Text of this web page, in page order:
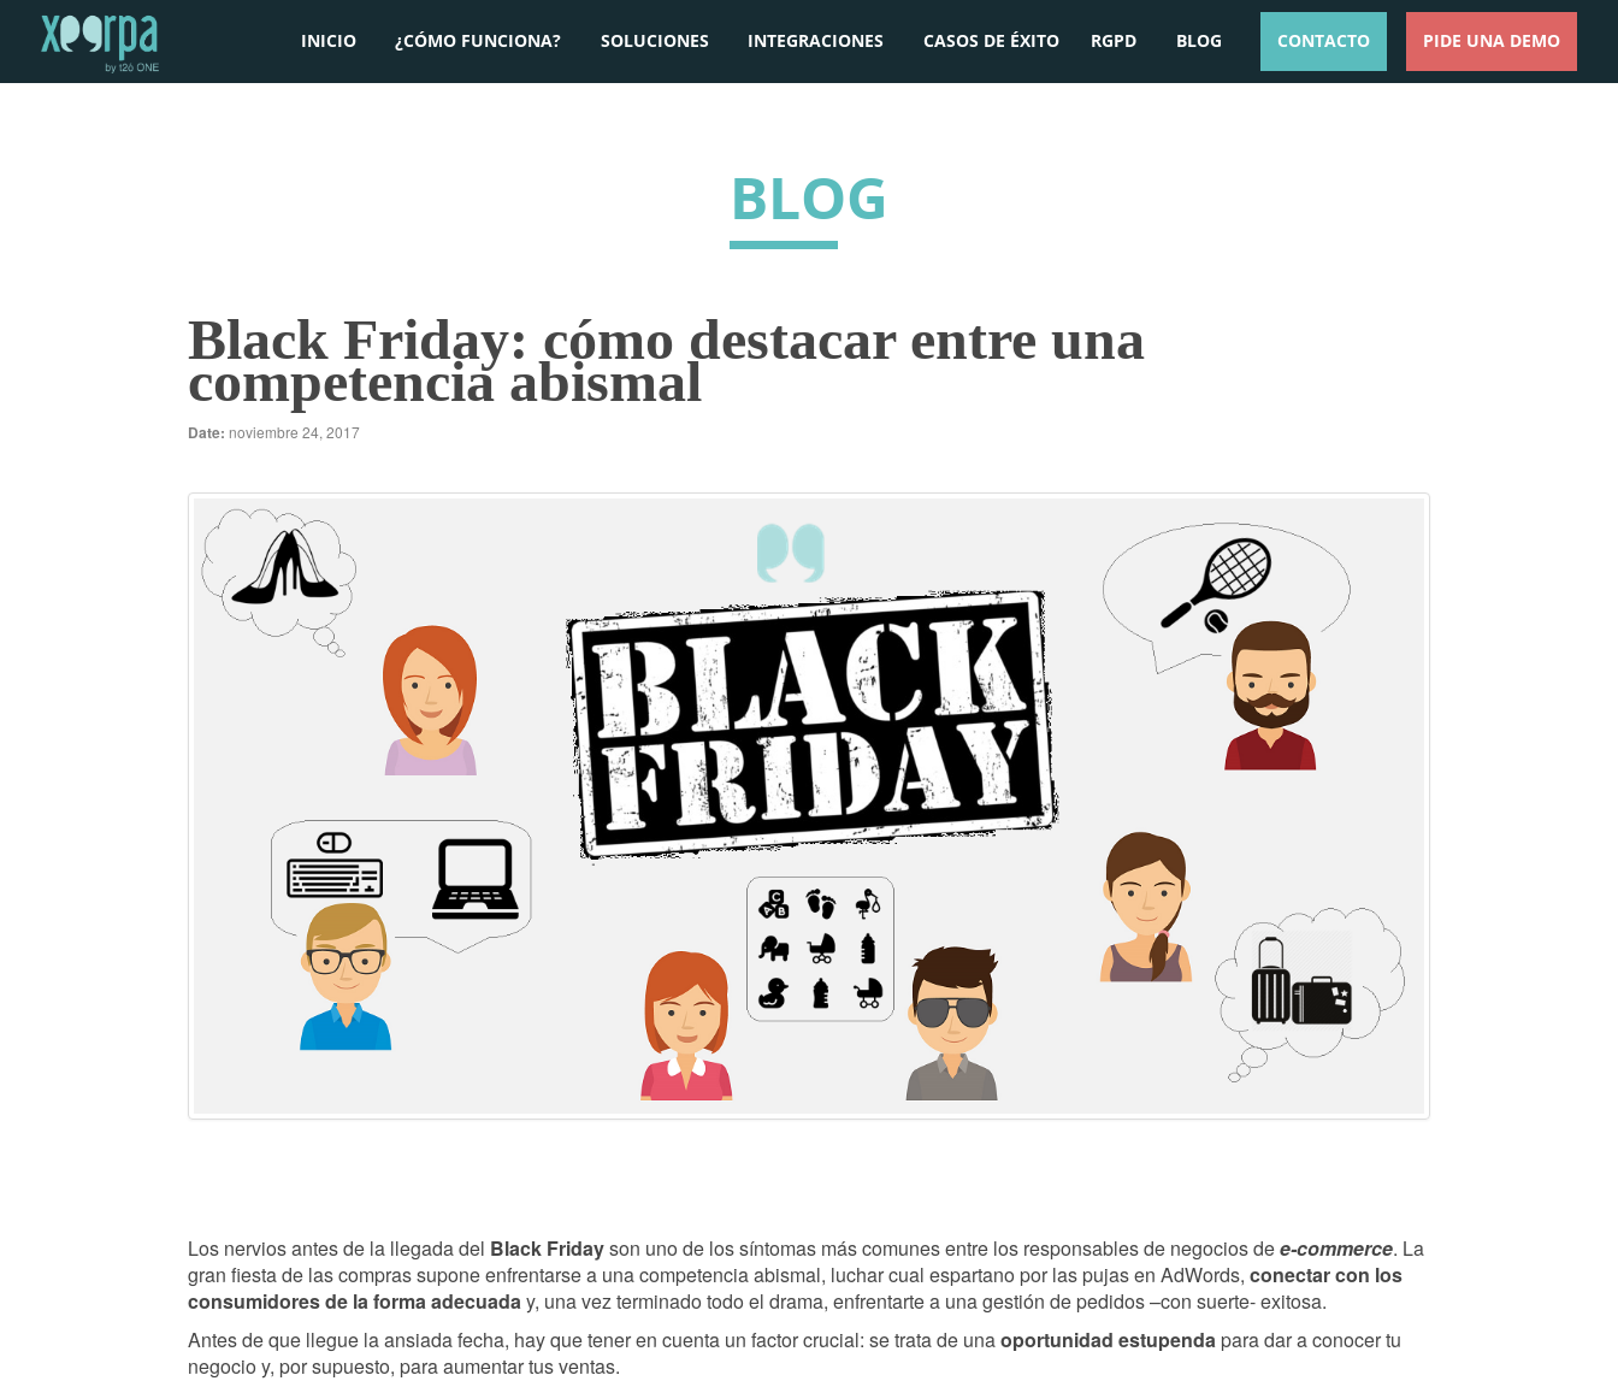
INICIO ¿CÓMO FUNCIONA? SOLUCIONES INTEGRACIONES CASOS DE ÉXITO RGPD BLOG CONTACTO PIDE UNA DEMO
BLOG
Black Friday: cómo destacar entre una
competencia abismal
Date: noviembre 24, 2017
Los nervios antes de la llegada del Black Fridayson uno de los síntomas más comunes entre los responsables de negocios dee-commerce. La
gran fiesta de las compras supone enfrentarse a una competencia abismal, luchar cual espartano por las pujas en AdWords, conectar con los
consumidores de la forma adecuaday, una vez terminado todo el drama, enfrentarte a una gestión de pedidos –con suerte- exitosa.
Antes de que llegue la ansiada fecha, hay que tener en cuenta un factor crucial: se trata de unaoportunidad estupendapara dar a conocer tu
negocio y, por supuesto, para aumentar tus ventas.